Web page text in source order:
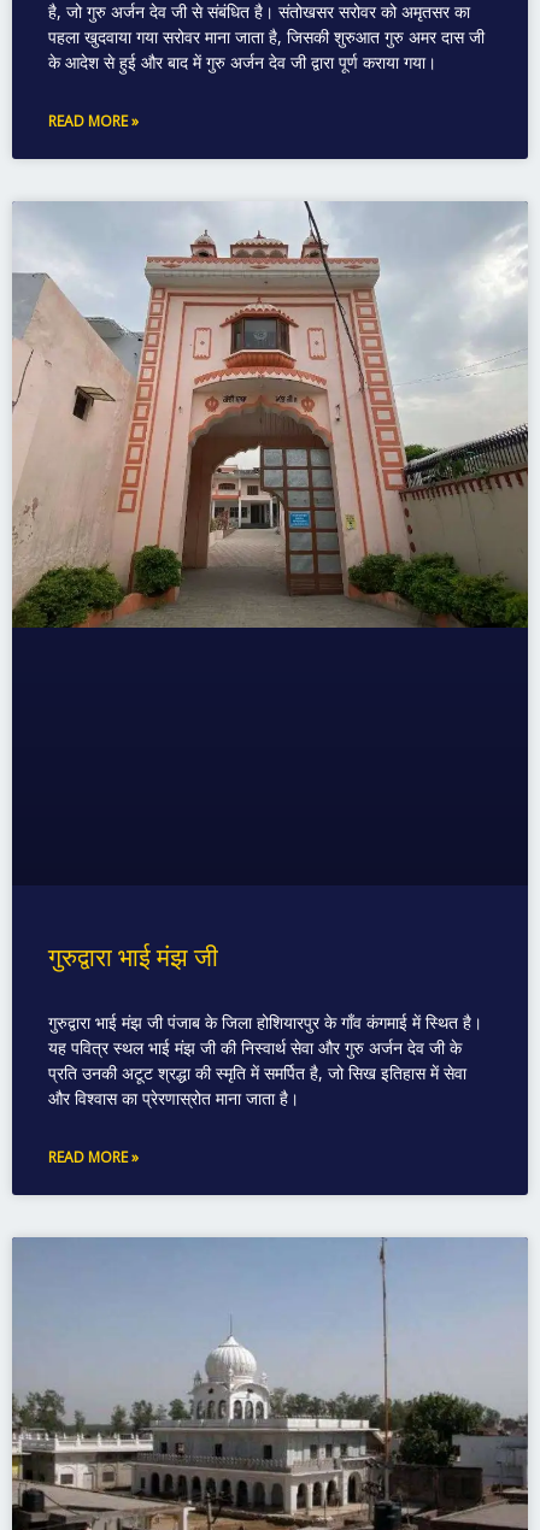
है, जो गुरु अर्जन देव जी से संबंधित है। संतोखसर सरोवर को अमृतसर का
पहला खुदवाया गया सरोवर माना जाता है, जिसकी शुरुआत गुरु अमर दास जी
के आदेश से हुई और बाद में गुरु अर्जन देव जी द्वारा पूर्ण कराया गया।
READ MORE »
गुरुद्वारा भाई मंझ जी
गुरुद्वारा भाई मंझ जी पंजाब के जिला होशियारपुर के गाँव कंगमाई में स्थित है।
यह पवित्र स्थल भाई मंझ जी की निस्वार्थ सेवा और गुरु अर्जन देव जी के
प्रति उनकी अटूट श्रद्धा की स्मृति में समर्पित है, जो सिख इतिहास में सेवा
और विश्वास का प्रेरणास्रोत माना जाता है।
READ MORE »